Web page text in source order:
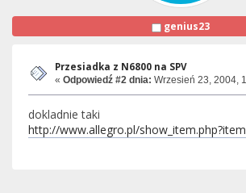
genius23
Przesiadka z N6800 na SPV
« Odpowiedź #2 dnia: Wrzesień 23, 2004,
dokladnie taki
http://www.allegro.pl/